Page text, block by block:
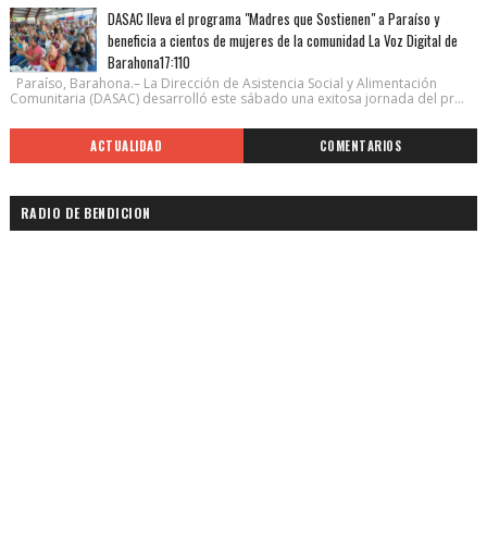
DASAC lleva el programa "Madres que Sostienen" a Paraíso y
beneficia a cientos de mujeres de la comunidad La Voz Digital de
Barahona17:110
Paraíso, Barahona.– La Dirección de Asistencia Social y Alimentación
Comunitaria (DASAC) desarrolló este sábado una exitosa jornada del pr...
ACTUALIDAD COMENTARIOS
RADIO DE BENDICION